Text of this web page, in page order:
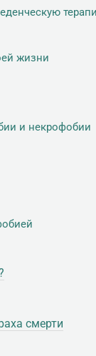
жизни
и некрофобии
смерти